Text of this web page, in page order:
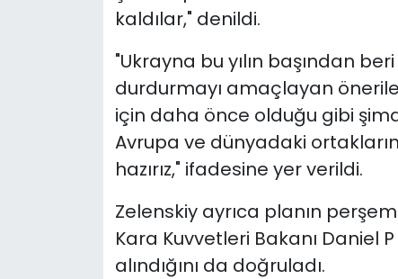
kaldılar," denildi.
"Ukrayna bu yılın başından
durdurmayı amaçlayan
için daha önce olduğu gibi
Avrupa ve dünyadaki
hazırız," ifadesine yer verildi.
Zelenskiy ayrıca planın
Kara Kuvvetleri Bakanı Daniel
alındığını da doğruladı.